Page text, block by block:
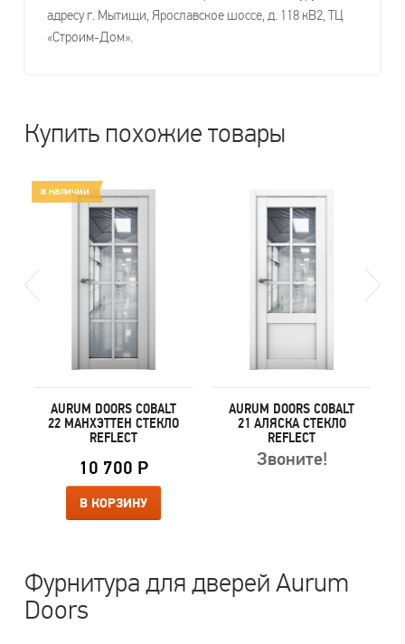
адресу г. Мытищи, Ярославское шоссе, д. 118 кВ2, ТЦ
«Строим-Дом».
Купить похожие товары
в наличии
AURUM DOORS COBALT
22 МАНХЭТТЕН СТЕКЛО
REFLECT
10 700 Р
В КОРЗИНУ
AURUM DOORS COBALT
21 АЛЯСКА СТЕКЛО
REFLECT
Звоните!
Фурнитура для дверей Aurum
Doors